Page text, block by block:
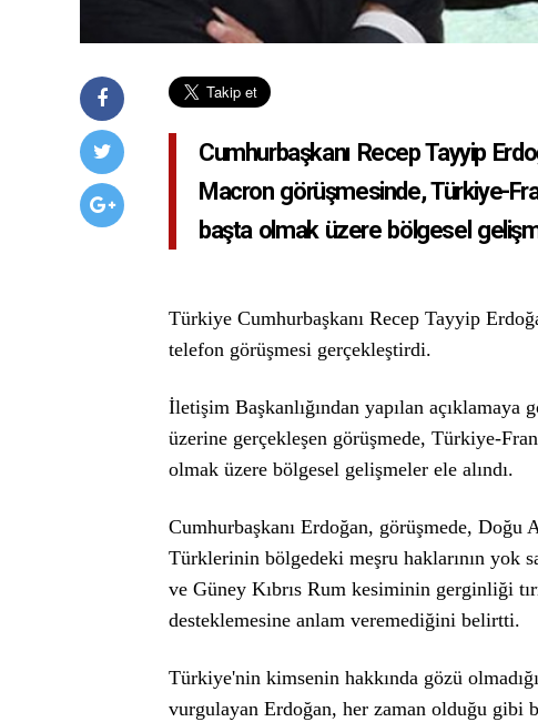
Cumhurbaşkanı Recep Tayyip
Macron görüşmesinde, Türkiye-
başta olmak üzere bölgesel
Türkiye Cumhurbaşkanı Recep Tayyip
telefon görüşmesi gerçekleştirdi.
İletişim Başkanlığından yapılan açıklamaya
üzerine gerçekleşen görüşmede, Türkiye-
olmak üzere bölgesel gelişmeler ele alındı.
Cumhurbaşkanı Erdoğan, görüşmede,
Türklerinin bölgedeki meşru haklarının yok
ve Güney Kıbrıs Rum kesiminin gerginliği
desteklemesine anlam veremediğini belirtti.
Türkiye'nin kimsenin hakkında gözü
vurgulayan Erdoğan, her zaman olduğu